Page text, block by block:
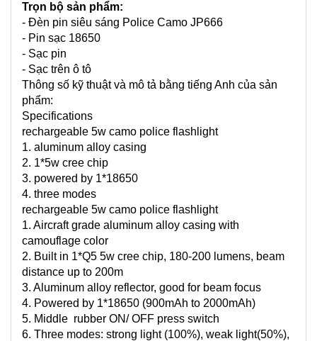
Trọn bộ sản phẩm:
- Đèn pin siêu sáng Police Camo JP666
- Pin sạc 18650
- Sạc pin
- Sạc trên ô tô
Thông số kỹ thuật và mô tả bằng tiếng Anh của sản
phẩm:
Specifications
rechargeable 5w camo police flashlight
1. aluminum alloy casing
2. 1*5w cree chip
3. powered by 1*18650
4. three modes
rechargeable 5w camo police flashlight
1. Aircraft grade aluminum alloy casing with
camouflage color
2. Built in 1*Q5 5w cree chip, 180-200 lumens, beam
distance up to 200m
3. Aluminum alloy reflector, good for beam focus
4. Powered by 1*18650 (900mAh to 2000mAh)
5. Middle rubber ON/ OFF press switch
6. Three modes: strong light (100%), weak light(50%),